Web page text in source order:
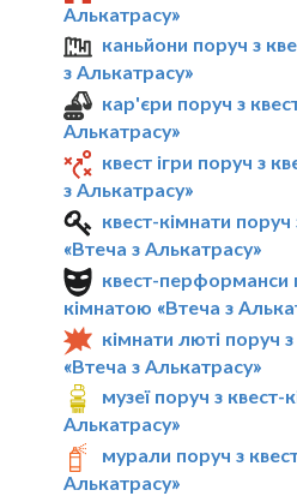
Алькатрасу»
каньйони поруч з
з Алькатрасу»
кар'єри поруч з
Алькатрасу»
квест ігри поруч з
з Алькатрасу»
квест-кімнати
«Втеча з Алькатрасу»
квест-перформанси
кімнатою «Втеча з
кімнати люті поруч
«Втеча з Алькатрасу»
музеї поруч з
Алькатрасу»
мурали поруч з
Алькатрасу»